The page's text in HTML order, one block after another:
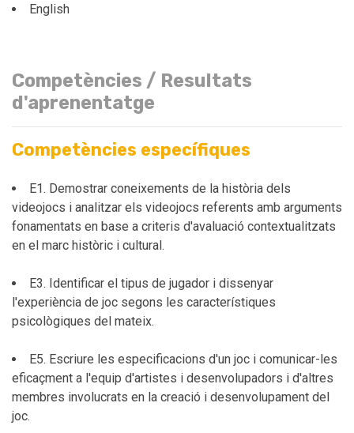
English
Competències / Resultats
d'aprenentatge
Competències específiques
E1. Demostrar coneixements de la història dels
videojocs i analitzar els videojocs referents amb arguments
fonamentats en base a criteris d'avaluació contextualitzats
en el marc històric i cultural.
E3. Identificar el tipus de jugador i dissenyar
l'experiència de joc segons les característiques
psicològiques del mateix.
E5. Escriure les especificacions d'un joc i comunicar-les
eficaçment a l'equip d'artistes i desenvolupadors i d'altres
membres involucrats en la creació i desenvolupament del
joc.